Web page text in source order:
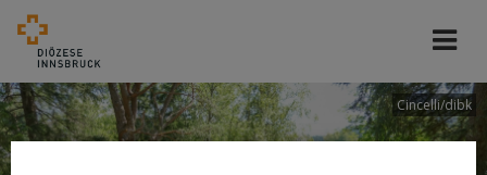
Cincelli/dibk